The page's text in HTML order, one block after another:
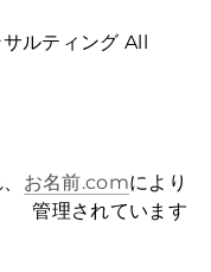
ルティング All
お名前.comにより
管理されています